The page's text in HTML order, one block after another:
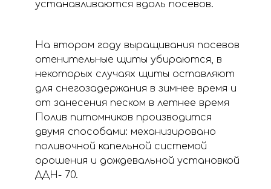
устанавливаются вдоль посевов.
На втором году выращивания посевов
отенительные щиты убираются, в
некоторых случаях щиты оставляют
для снегозадержания в зимнее время и
от занесения песком в летнее время
Полив питомников производится
двумя способами: механизировано
поливочной капельной системой
орошения и дождевальной установкой
ДДН- 70.